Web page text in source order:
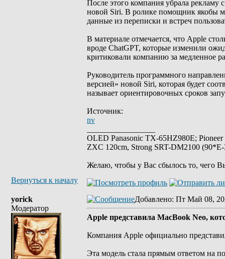
После этого компания убрала рекламу
новой Siri. В ролике помощник якобы
данные из переписки и встреч
В материале отмечается, что Apple
вроде ChatGPT, которые изменили
критиковали компанию за медленное
Руководитель программного
версией» новой Siri, которая будет
называет ориентировочных сроков
Источник:
nv
OLED Panasonic TX-65HZ980E;
ZXC 120cm, Strong SRT-DM2100
Желаю, чтобы у Вас сбылось то, чего
Вернуться к началу
yorick
Модератор
Добавлено: Пт Май 08,
Apple представила MacBook Neo,
Компания Apple официально
Эта модель стала прямым ответом на